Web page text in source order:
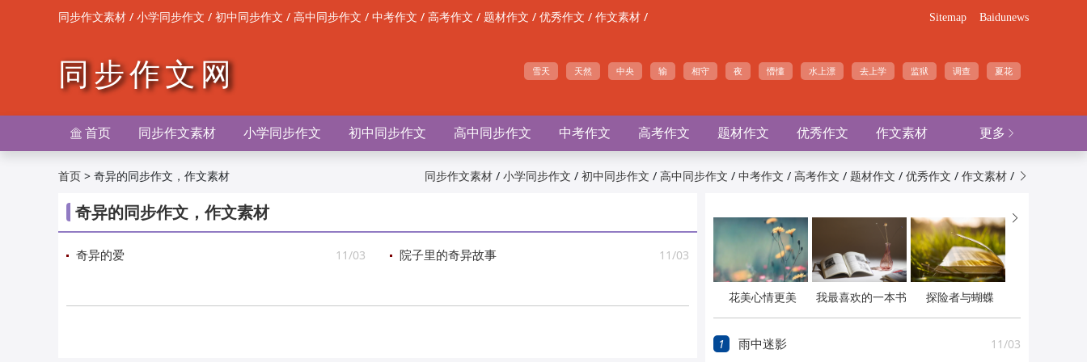
同步作文素材 / 小学同步作文 / 初中同步作文 / 高中同步作文 / 中考作文 / 高考作文 / 题材作文 / 优秀作文 / 作文素材 / Sitemap Baidunews
同步作文网 雪天 天然 中央 输 相守 夜 懵懂 水上漂 去上学 监狱 调查 夏花
更多 
 首页 同步作文素材 小学同步作文 初中同步作文 高中同步作文 中考作文 高考作文 题材作文 优秀作文 作文素材
同步作文素材 / 小学同步作文 / 初中同步作文 / 高中同步作文 / 中考作文 / 高考作文 / 题材作文 / 优秀作文 / 作文素材 / 
首页 > 奇异的同步作文，作文素材
奇异的同步作文，作文素材
11/03
奇异的爱 11/03
院子里的奇异故事

花美心情更美 我最喜欢的一本书 探险者与蝴蝶
1 11/03
雨中迷影